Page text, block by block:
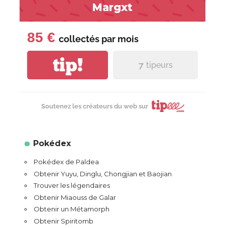
Margxt
85 € collectés par mois
tip! 7 tipeurs
Soutenez les créateurs du web sur
Pokédex
Pokédex de Paldea
Obtenir Yuyu, Dinglu, Chongjian et Baojian
Trouver les légendaires
Obtenir Miaouss de Galar
Obtenir un Métamorph
Obtenir Spiritomb